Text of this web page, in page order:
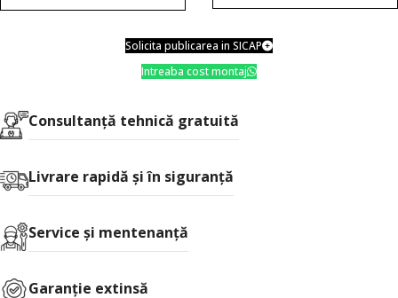
Solicita publicarea in SICAP
Intreaba cost montaj
Consultanţă tehnică gratuită
Livrare rapidă şi în siguranţă
Service și mentenanță
Garanție extinsă